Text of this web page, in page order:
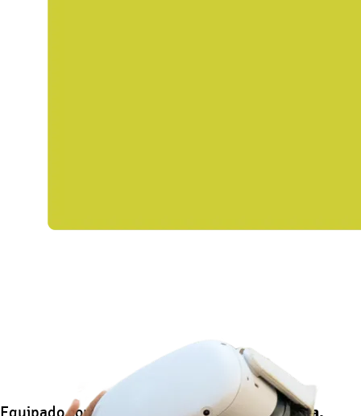
Equipado com impressoras 3D, kits de robótica,